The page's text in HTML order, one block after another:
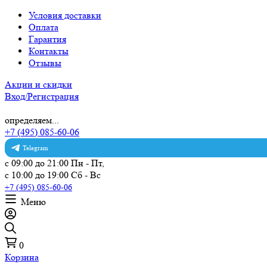
Условия доставки
Оплата
Гарантия
Контакты
Отзывы
Акции и скидки
Вход/Регистрация
определяем...
+7 (495) 085-60-06
Telegram
с 09:00 до 21:00 Пн - Пт,
с 10:00 до 19:00 Сб - Вс
+7 (495) 085-60-06
Меню
0
Корзина